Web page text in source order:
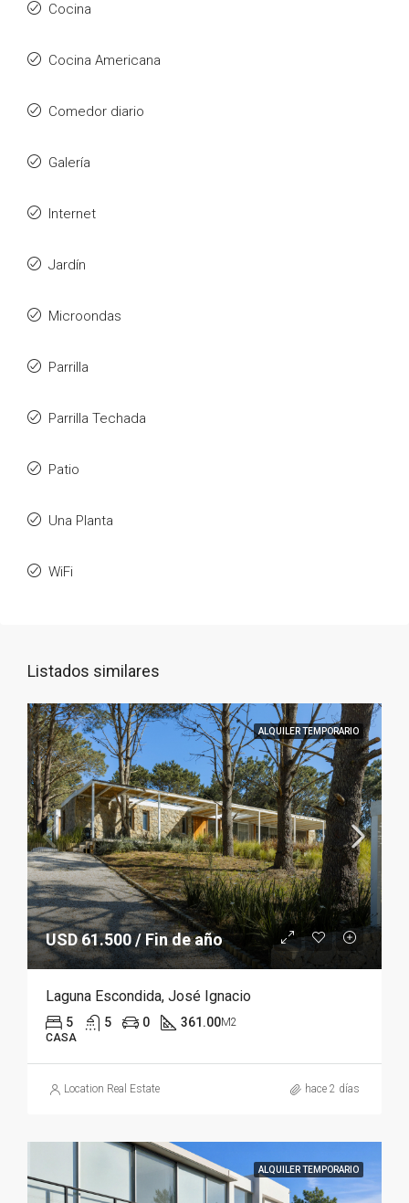
Cocina
Cocina Americana
Comedor diario
Galería
Internet
Jardín
Microondas
Parrilla
Parrilla Techada
Patio
Una Planta
WiFi
Listados similares
ALQUILER TEMPORARIO
USD 61.500 / Fin de año
Laguna Escondida, José Ignacio
5 5 0 361.00M2
CASA
Location Real Estate hace 2 días
ALQUILER TEMPORARIO